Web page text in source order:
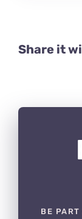
Share it
BE